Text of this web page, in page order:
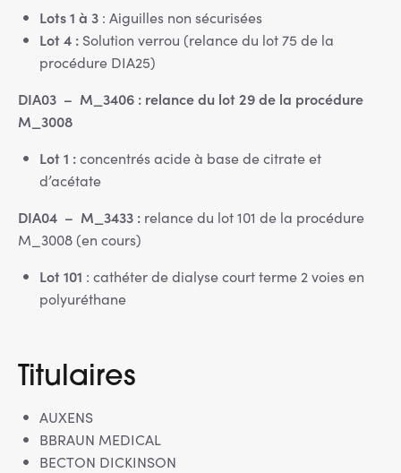
Lots 1 à 3 : Aiguilles non sécurisées
Lot 4 : Solution verrou (relance du lot 75 de la
procédure DIA25)
DIA03 – M_3406 : relance du lot 29 de la procédure
M_3008
Lot 1 :concentrés acide à base de citrate et
d’acétate
DIA04 – M_3433 : relance du lot 101 de la procédure
M_3008 (en cours)
Lot 101 : cathéter de dialyse court terme 2 voies en
polyuréthane
Titulaires
AUXENS
BBRAUN MEDICAL
BECTON DICKINSON